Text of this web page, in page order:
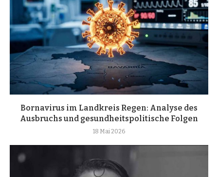
Bornavirus im Landkreis Regen: Analyse des
Ausbruchs und gesundheitspolitische Folgen
18 Mai 2026